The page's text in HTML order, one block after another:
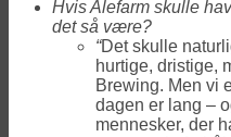
Hvis Alefarm skulle
det så være?
“Det skulle
hurtige, dristige,
Brewing. Men vi
dagen er lang –
mennesker, der